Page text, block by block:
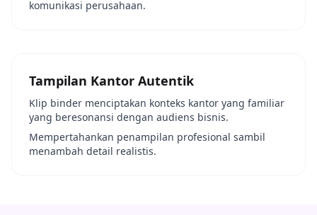
komunikasi perusahaan.
Tampilan Kantor Autentik
Klip binder menciptakan konteks kantor yang familiar
yang beresonansi dengan audiens bisnis.
Mempertahankan penampilan profesional sambil
menambah detail realistis.